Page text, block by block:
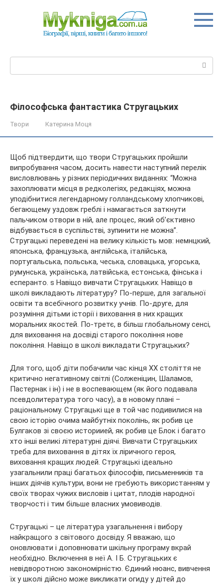
Філософська фантастика Стругацьких
Твори Катерина Моця
Щоб підтвердити, що твори Стругацьких пройшли
випробування часом, досить навести наступний перелік
висловлювань у різних періодичних виданнях: “Можна
захоплювати місця в редколегіях, редакціях, можна
уподібнитися легендарному голландському хлопчикові,
бегающемууздовж греблі і намагається заткнути
пальчиком отвори в ній, але процес, який об’єктивно
відбувається в суспільстві, зупинити не можна”.
Стругацькі переведені на велику кількість мов: немнцкий,
японська, французька, англійська, італійська,
португальська, польська, чеська, словацька, угорська,
румунська, українська, латвійська, естонська, фінська і
есперанто. s Навіщо вивчати Стругацьких. Навіщо в
школі викладають літературу? По-перше, для загальної
освіти та всебічного розвитку учнів. По-друге, для
розуміння дітьми історії і виховання в них кращих
моральних якостей. По-третє, в більш глобальному сенсі,
для виховання на досвіді старого покоління нове
покоління. Навіщо в школі викладати Стругацьких?
Для того, щоб діти побачили час кінця ХХ століття не
критично негативному світлі (Солженіцин, Шаламов,
Пастернак і ін) і не в воспевающем (як його подавала
псевдолитература того часу), а в новому плані –
раціональному. Стругацькі ще в той час подивилися на
свою історію очима майбутніх поколінь, як робив це
Булгаков зі своєю историией, як робив це Блок і багато
хто інші великі літературні діячі. Вивчати Стругацьких
треба для виховання в дітях їх ліричного героя,
виховання кращих людей. Стругацькі ідеально
узагальнили праці багатьох філософів, письменників та
інших діячів культури, вони не гребують використанням у
своїх творах чужих висловів і цитат, плодів народної
творчості і тим більше власних умовиводів.
Стругацькі – це література узагальнення і вибору
найкращого з світового досвіду. Я вважаю, що
оновлювати і доповнювати шкільну програму вкрай
необхідно. Включення в неї А. І Б. Стругацьких є
невідворотною закономірністю. Єдиний нюанс, вивчення
їх у школі дійсно може викликати огиду у дітей до